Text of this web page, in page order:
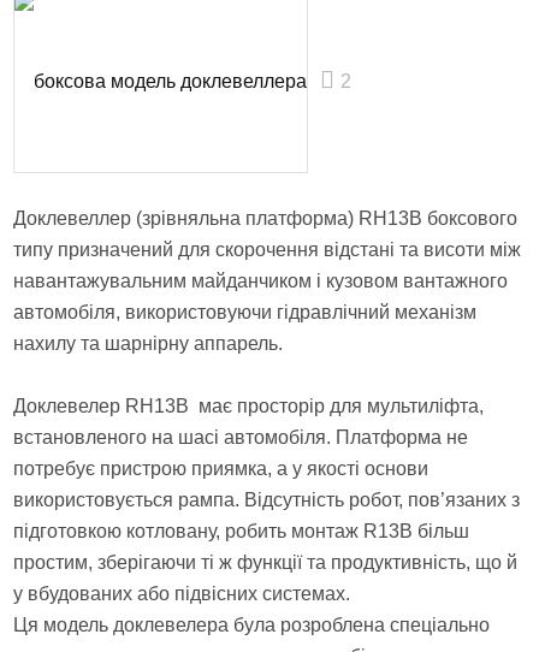
2
Доклевеллер (зрівняльна платформа) RH13B боксового
типу призначений для скорочення відстані та висоти між
навантажувальним майданчиком і кузовом вантажного
автомобіля, використовуючи гідравлічний механізм
нахилу та шарнірну аппарель.
Доклевелер RH13B має просторір для мультиліфта,
встановленого на шасі автомобіля. Платформа не
потребує пристрою приямка, а у якості основи
використовується рампа. Відсутність робот, пов’язаних з
підготовкою котловану, робить монтаж R13В більш
простим, зберігаючи ті ж функції та продуктивність, що й
у вбудованих або підвісних системах.
Ця модель доклевелера була розроблена спеціально